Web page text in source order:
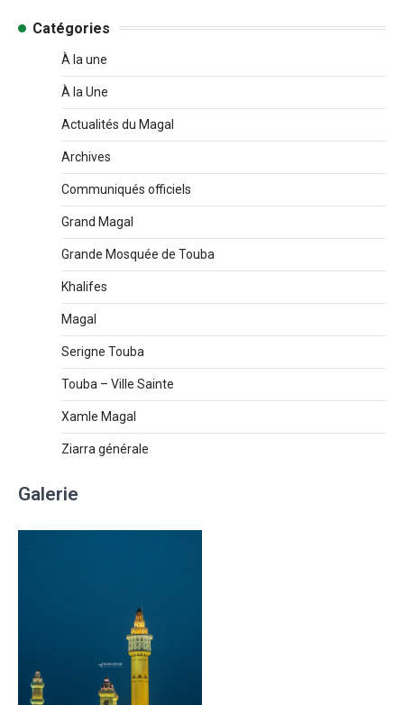
Catégories
À la une
À la Une
Actualités du Magal
Archives
Communiqués officiels
Grand Magal
Grande Mosquée de Touba
Khalifes
Magal
Serigne Touba
Touba – Ville Sainte
Xamle Magal
Ziarra générale
Galerie